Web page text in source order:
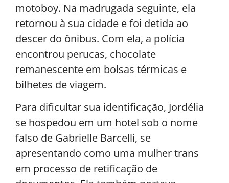
motoboy. Na madrugada seguinte, ela
retornou à sua cidade e foi detida ao
descer do ônibus. Com ela, a polícia
encontrou perucas, chocolate
remanescente em bolsas térmicas e
bilhetes de viagem.
Para dificultar sua identificação, Jordélia
se hospedou em um hotel sob o nome
falso de Gabrielle Barcelli, se
apresentando como uma mulher trans
em processo de retificação de